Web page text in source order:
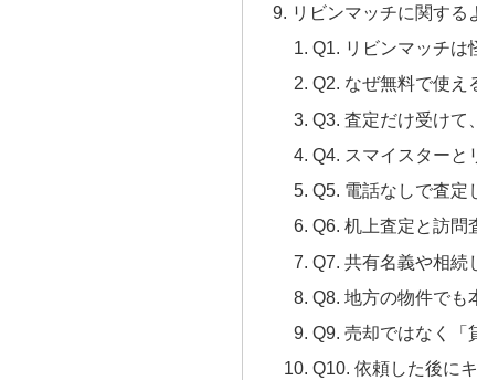
リビンマッチに関する
Q1. リビンマッチは
Q2. なぜ無料で使え
Q3. 査定だけ受けて
Q4. スマイスターと
Q5. 電話なしで査定
Q6. 机上査定と訪問
Q7. 共有名義や相続
Q8. 地方の物件でも
Q9. 売却ではなく「
Q10. 依頼した後に